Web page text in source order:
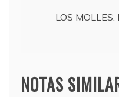
LOS
NOTAS